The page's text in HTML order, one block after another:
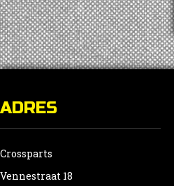
ADRES
Crossparts
Vennestraat 18